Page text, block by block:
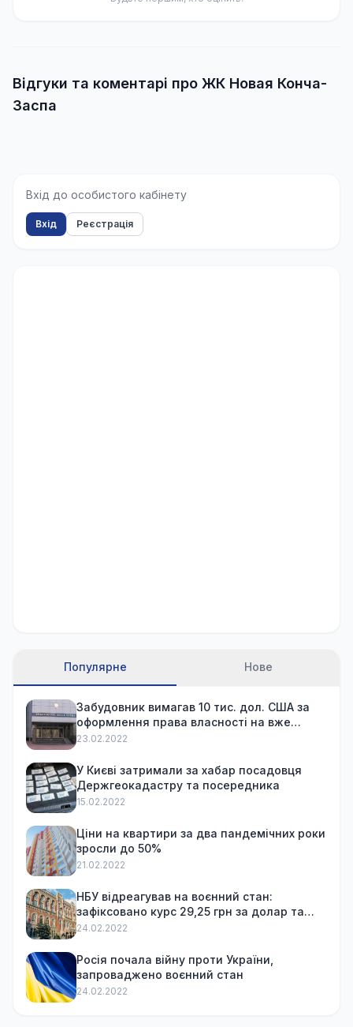
Відгуки та коментарі про ЖК Новая Конча-
Заспа
Вхід до особистого кабінету
Вхід Реєстрація
Популярне Нове
Забудовник вимагав 10 тис. дол. США за
оформлення права власності на вже
куплену квартиру
23.02.2022
У Києві затримали за хабар посадовця
Держгеокадастру та посередника
15.02.2022
Ціни на квартири за два пандемічних роки
зросли до 50%
21.02.2022
НБУ відреагував на воєнний стан:
зафіксовано курс 29,25 грн за долар та
обмежив зняття готівки
24.02.2022
Росія почала війну проти України,
запроваджено воєнний стан
24.02.2022